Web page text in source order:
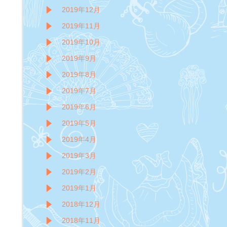
2019年12月
2019年11月
2019年10月
2019年9月
2019年8月
2019年7月
2019年6月
2019年5月
2019年4月
2019年3月
2019年2月
2019年1月
2018年12月
2018年11月